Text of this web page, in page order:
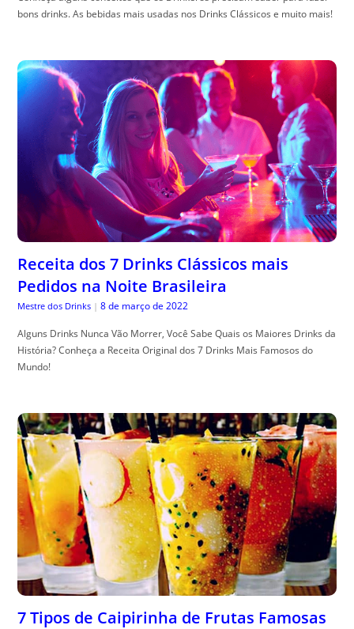
bons drinks. As bebidas mais usadas nos Drinks Clássicos e muito mais!
Receita dos 7 Drinks Clássicos mais
Pedidos na Noite Brasileira
Mestre dos Drinks | 8 de março de 2022
Alguns Drinks Nunca Vão Morrer, Você Sabe Quais os Maiores Drinks da
História? Conheça a Receita Original dos 7 Drinks Mais Famosos do
Mundo!
7 Tipos de Caipirinha de Frutas Famosas